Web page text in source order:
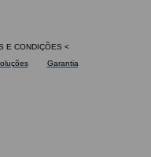
E CONDIÇÕES <
Garantia